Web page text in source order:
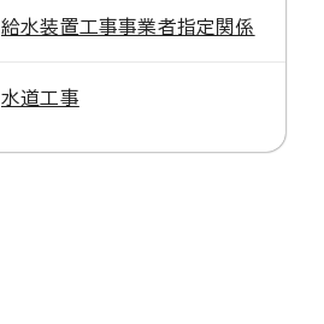
給水装置工事事業者指定関係
水道工事